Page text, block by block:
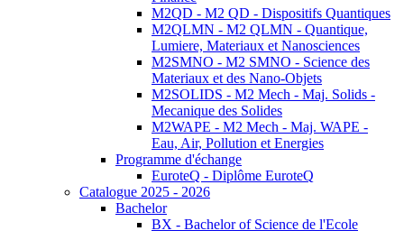
M2QD - M2 QD - Dispositifs Quantiques
M2QLMN - M2 QLMN - Quantique,
Lumiere, Materiaux et Nanosciences
M2SMNO - M2 SMNO - Science des
Materiaux et des Nano-Objets
M2SOLIDS - M2 Mech - Maj. Solids -
Mecanique des Solides
M2WAPE - M2 Mech - Maj. WAPE -
Eau, Air, Pollution et Energies
Programme d'échange
EuroteQ - Diplôme EuroteQ
Catalogue 2025 - 2026
Bachelor
BX - Bachelor of Science de l'Ecole